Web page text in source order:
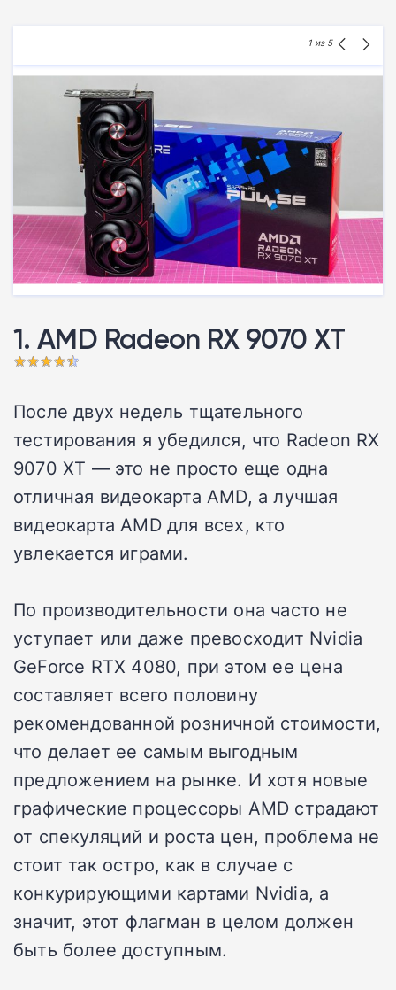
1 из 5
1. AMD Radeon RX 9070 XT
После двух недель тщательного
тестирования я убедился, что Radeon RX
9070 XT — это не просто еще одна
отличная видеокарта AMD, а лучшая
видеокарта AMD для всех, кто
увлекается играми.
По производительности она часто не
уступает или даже превосходит Nvidia
GeForce RTX 4080, при этом ее цена
составляет всего половину
рекомендованной розничной стоимости,
что делает ее самым выгодным
предложением на рынке. И хотя новые
графические процессоры AMD страдают
от спекуляций и роста цен, проблема не
стоит так остро, как в случае с
конкурирующими картами Nvidia, а
значит, этот флагман в целом должен
быть более доступным.